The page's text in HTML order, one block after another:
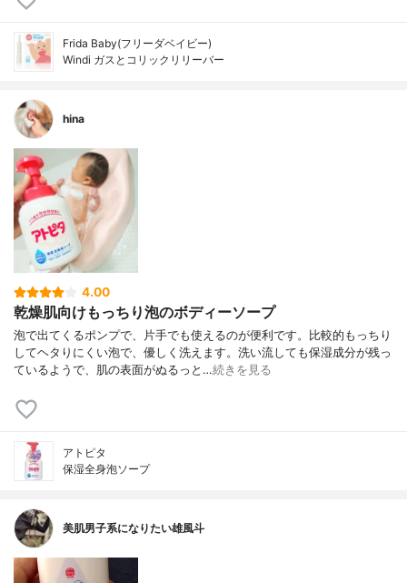
Frida Baby(フリーダベイビー)
Windi ガスとコリックリリーバー
hina
4.00
乾燥肌向けもっちり泡のボディーソープ
泡で出てくるポンプで、片手でも使えるのが便利です。比較的もっちり
してヘタりにくい泡で、優しく洗えます。洗い流しても保湿成分が残っ
ているようで、肌の表面がぬるっと…続きを見る
アトピタ
保湿全身泡ソープ
美肌男子系になりたい雄風斗